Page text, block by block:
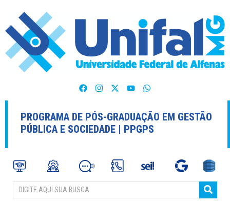
PROGRAMA DE PÓS-GRADUAÇÃO EM GESTÃO
PÚBLICA E SOCIEDADE | PPGPS